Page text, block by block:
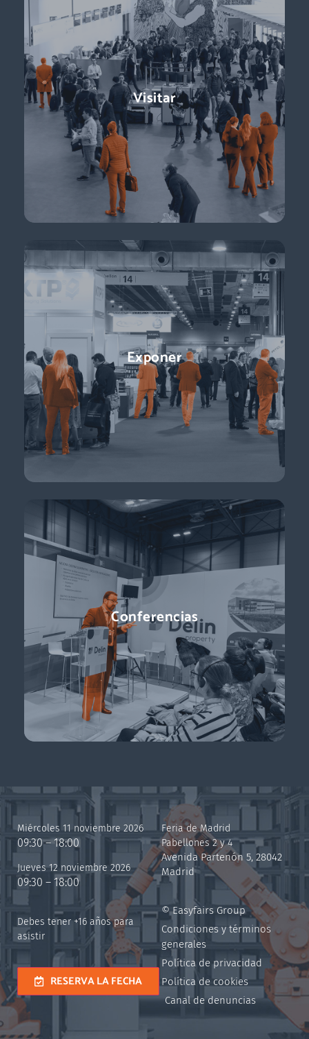
Visitar
Exponer
Exponer
Logistics & Automation es la feria líder en España, el evento
referente para conocer a los decisores de compras:
directores de logística, directores de compras, responsables
de e-commerce … + de 11.000 profesionales para impulsar tu
Descubre más
Conferencias
Conferencias
¡Ponentes líderes, presentaciones centradas en temas de
actualidad y perspectivas sobre el futuro del sector que
están a la vuelta de la esquina!
Descubre más
Miércoles 11 noviembre 2026
09:30 – 18:00
Jueves 12 noviembre 2026
09:30 – 18:00
Debes tener +16 años para
asistir
RESERVA LA FECHA
Feria de Madrid
Pabellones 2 y 4
Avenida Partenón 5, 28042
Madrid
© Easyfairs Group
Condiciones y términos
generales
Política de privacidad
Política de cookies
Canal de denuncias